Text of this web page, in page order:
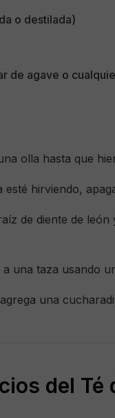
o destilada)
de agave o
olla hasta que
esté hirviendo,
de diente de
a una taza usando
una
del Té